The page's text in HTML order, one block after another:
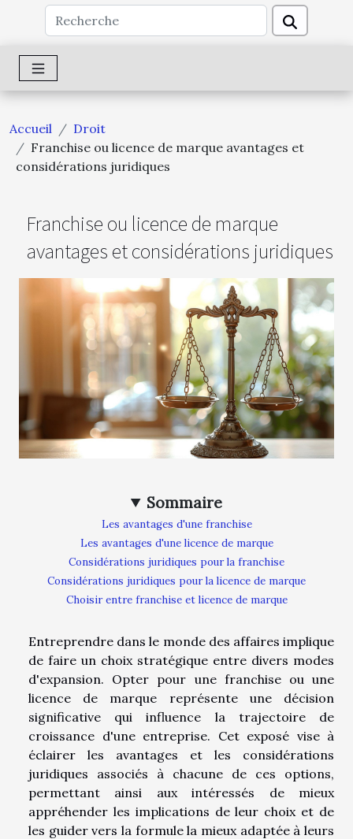
Accueil
Droit
Franchise ou licence de marque avantages et
considérations juridiques
Franchise ou licence de marque
avantages et considérations juridiques
Sommaire
Les avantages d'une franchise
Les avantages d'une licence de marque
Considérations juridiques pour la franchise
Considérations juridiques pour la licence de marque
Choisir entre franchise et licence de marque
Entreprendre dans le monde des affaires implique
de faire un choix stratégique entre divers modes
d'expansion. Opter pour une franchise ou une
licence de marque représente une décision
significative qui influence la trajectoire de
croissance d'une entreprise. Cet exposé vise à
éclairer les avantages et les considérations
juridiques associés à chacune de ces options,
permettant ainsi aux intéressés de mieux
appréhender les implications de leur choix et de
les guider vers la formule la mieux adaptée à leurs